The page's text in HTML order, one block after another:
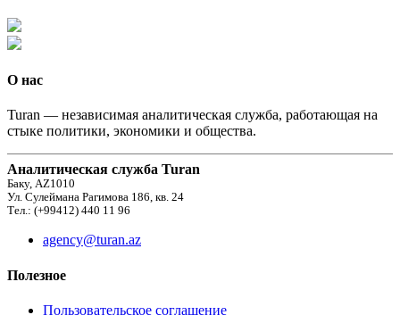
О нас
Turan — независимая аналитическая служба, работающая на
стыке политики, экономики и общества.
Аналитическая служба Turan
Баку, AZ1010
Ул. Сулеймана Рагимова 186, кв. 24
Тел.: (+99412) 440 11 96
agency@turan.az
Полезное
Пользовательское соглашение